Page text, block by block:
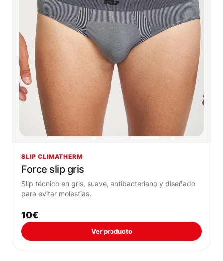
SLIP CLIMATHERM
Force slip gris
Slip técnico en gris, suave, antibacteriano y diseñado
para evitar molestias.
10€
Ver producto